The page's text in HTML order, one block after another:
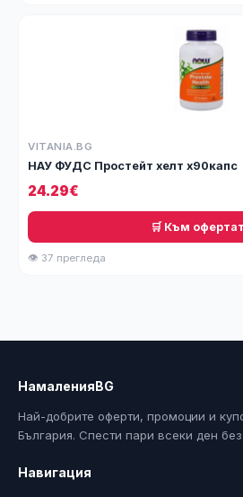
VITANIA.BG
НАУ ФУДС Простейт хелт х90капс
24.29€
🛒 Към
👁 37 прегледа
НамаленияBG
Най-добрите оферти, промоции и
България. Спести пари всеки ден
Навигация